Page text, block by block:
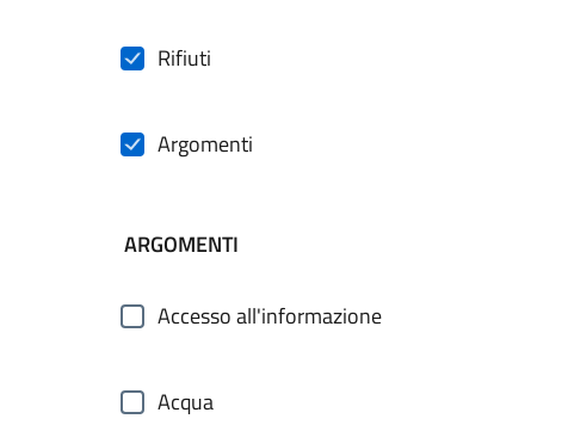
Rifiuti
Argomenti
ARGOMENTI
Accesso all'informazione
Acqua